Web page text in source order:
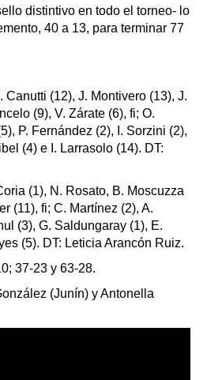
distintivo en todo el torneo- lo
40 a 13, para terminar 77
Canutti (12), J. Montivero (13), J.
(9), V. Zárate (6), fi; O.
P. Fernández (2), I. Sorzini (2),
(4) e I. Larrasolo (14). DT:
(1), N. Rosato, B. Moscuzza
(11), fi; C. Martínez (2), A.
(3), G. Saldungaray (1), E.
(5). DT: Leticia Arancón Ruiz.
37-23 y 63-28.
(Junín) y Antonella